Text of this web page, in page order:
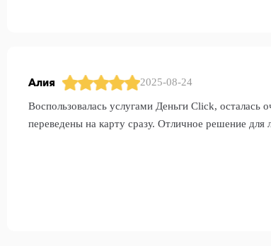
Алия 2025-08-24
Воспользовалась услугами Деньги Click, осталась
переведены на карту сразу. Отличное решение